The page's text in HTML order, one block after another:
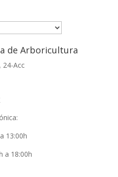
de Arboricultura
24-Acc
13:00h
a 18:00h